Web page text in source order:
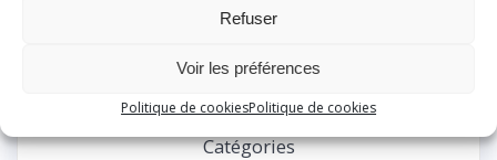
Refuser
Voir les préférences
Politique de cookiesPolitique de cookies
août 2022
Catégories